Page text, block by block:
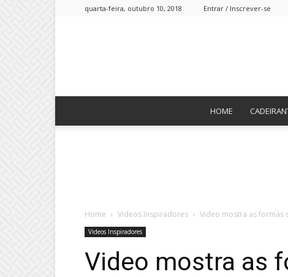
quarta-feira, outubro 10, 2018 Entrar / Inscrever-se
HOME
Home Videos Inspiradores Video mostra as formas
Videos Inspiradores
Video mostra as